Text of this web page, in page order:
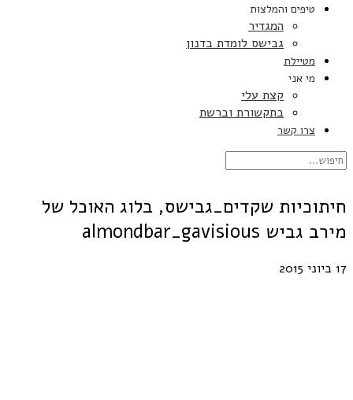
טיפים והמלצות
המגדיר
גבישס לומדת בדנון
מטיילת
מי אני
קצת עלי
בתקשורת וברשת
צרו קשר
חיתוכיות שקדים_גבישס, בלוג האוכל של
מירב גביש almondbar_gavisious
17 ביוני 2015